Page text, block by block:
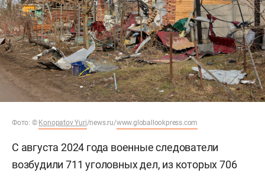
Фото: © Konopatov Yuri/news.ru/www.globallookpress.com
С августа 2024 года военные следователи
возбудили 711 уголовных дел, из которых 706